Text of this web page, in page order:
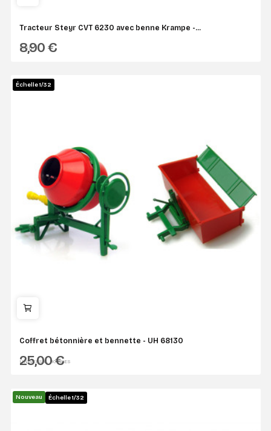
Tracteur Steyr CVT 6230 avec benne Krampe -...
SIKU
8,90 €
Échelle 1/32
Coffret bétonnière et bennette - UH 68130
UNIVERSAL HOBBIES
25,00 €
Nouveau Échelle 1/32